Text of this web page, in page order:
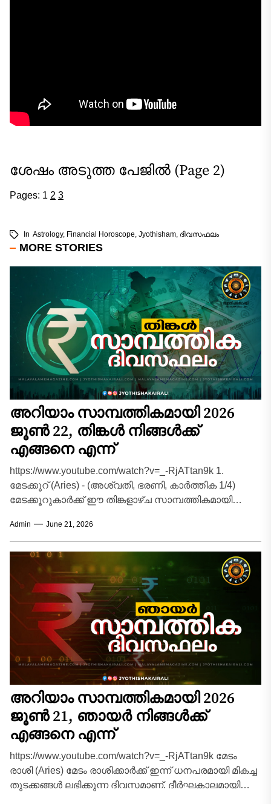
ശേഷം അടുത്ത പേജിൽ (Page 2)
Pages: 1 2 3
In Astrology, Financial Horoscope, Jyothisham, ദിവസഫലം
MORE STORIES
അറിയാം സാമ്പത്തികമായി 2026
ജൂൺ 22, തിങ്കൾ നിങ്ങൾക്ക്
എങ്ങനെ എന്ന്
https://www.youtube.com/watch?v=_-RjATtan9k 1.
മേടക്കൂറ് (Aries) - (അശ്വതി, ഭരണി, കാർത്തിക 1/4)
മേടക്കൂറുകാർക്ക് ഈ തിങ്കളാഴ്ച സാമ്പത്തികമായി
ഉണ്ടാക്കാൻ സാധിക്കുന്ന അനുകൂലമായ...
Admin June 21, 2026
അറിയാം സാമ്പത്തികമായി 2026
ജൂൺ 21, ഞായർ നിങ്ങൾക്ക്
എങ്ങനെ എന്ന്
https://www.youtube.com/watch?v=_-RjATtan9k മേടം
രാശി (Aries) മേടം രാശിക്കാർക്ക് ഇന്ന് ധനപരമായി മികച്ച
തുടക്കങ്ങൾ ലഭിക്കുന്ന ദിവസമാണ്. ദീർഘകാലമായി